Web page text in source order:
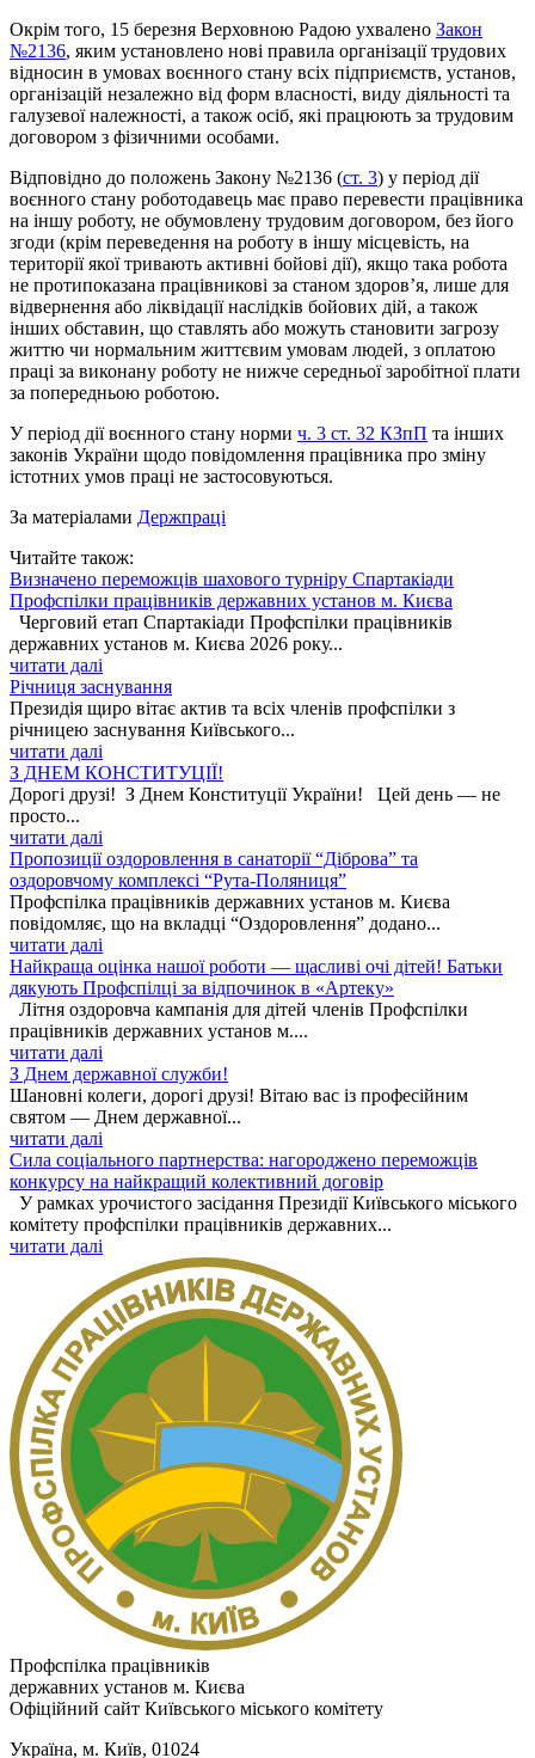
Окрім того, 15 березня Верховною Радою ухвалено Закон
№2136, яким установлено нові правила організації трудових
відносин в умовах воєнного стану всіх підприємств, установ,
організацій незалежно від форм власності, виду діяльності та
галузевої належності, а також осіб, які працюють за трудовим
договором з фізичними особами.
Відповідно до положень Закону №2136 (ст. 3) у період дії
воєнного стану роботодавець має право перевести працівника
на іншу роботу, не обумовлену трудовим договором, без його
згоди (крім переведення на роботу в іншу місцевість, на
території якої тривають активні бойові дії), якщо така робота
не протипоказана працівникові за станом здоров’я, лише для
відвернення або ліквідації наслідків бойових дій, а також
інших обставин, що ставлять або можуть становити загрозу
життю чи нормальним життєвим умовам людей, з оплатою
праці за виконану роботу не нижче середньої заробітної плати
за попередньою роботою.
У період дії воєнного стану норми ч. 3 ст. 32 КЗпП та інших
законів України щодо повідомлення працівника про зміну
істотних умов праці не застосовуються.
За матеріалами Держпраці
Читайте також:
Визначено переможців шахового турніру Спартакіади
Профспілки працівників державних установ м. Києва
Черговий етап Спартакіади Профспілки працівників
державних установ м. Києва 2026 року...
читати далі
Річниця заснування
Президія щиро вітає актив та всіх членів профспілки з
річницею заснування Київського...
читати далі
З ДНЕМ КОНСТИТУЦІЇ!
Дорогі друзі! З Днем Конституції України! Цей день — не
просто...
читати далі
Пропозиції оздоровлення в санаторії “Діброва” та
оздоровчому комплексі “Рута-Поляниця”
Профспілка працівників державних установ м. Києва
повідомляє, що на вкладці “Оздоровлення” додано...
читати далі
Найкраща оцінка нашої роботи — щасливі очі дітей! Батьки
дякують Профспілці за відпочинок в «Артеку»
Літня оздоровча кампанія для дітей членів Профспілки
працівників державних установ м....
читати далі
З Днем державної служби!
Шановні колеги, дорогі друзі! Вітаю вас із професійним
святом — Днем державної...
читати далі
Сила соціального партнерства: нагороджено переможців
конкурсу на найкращий колективний договір
У рамках урочистого засідання Президії Київського міського
комітету профспілки працівників державних...
читати далі
Профспілка працівників
державних установ м. Києва
Офіційний сайт Київського міського комітету
Україна, м. Київ, 01024